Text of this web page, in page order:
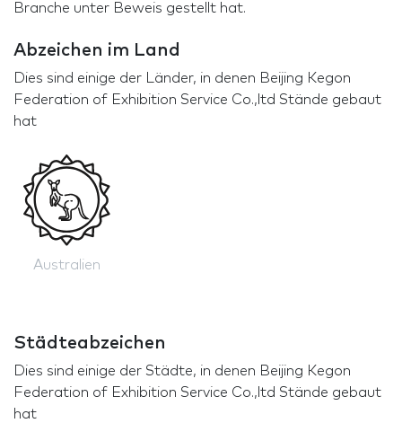
Branche unter Beweis gestellt hat.
Abzeichen im Land
Dies sind einige der Länder, in denen Beijing Kegon
Federation of Exhibition Service Co.,ltd Stände gebaut
hat
Australien
Städteabzeichen
Dies sind einige der Städte, in denen Beijing Kegon
Federation of Exhibition Service Co.,ltd Stände gebaut
hat